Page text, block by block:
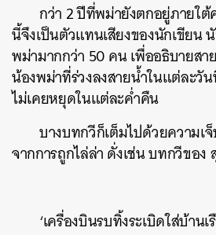
กว่า 2 ปีที่พม่ายังตกอยู่ภายใ
นี้จึงเป็นตัวแทนเสียงของนักเขียน
พม่ามากกว่า 50 คน เพื่ออธิบายสา
น้องพม่าที่ร่วงลงสายน้ำในแต่ละวั
ไม่เคยหยุดในแต่ละค่ำคืน
บางบทกวีก็เต็มไปด้วยความเ
จากการถูกไล่ล่า ดั่งเช่น บทกวีขอ
‘เครื่องบินรบทิ้งระเบิดใส่บ้านเ